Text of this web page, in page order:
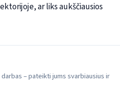
ar liks aukščiausios
– pateikti jums svarbiausius ir